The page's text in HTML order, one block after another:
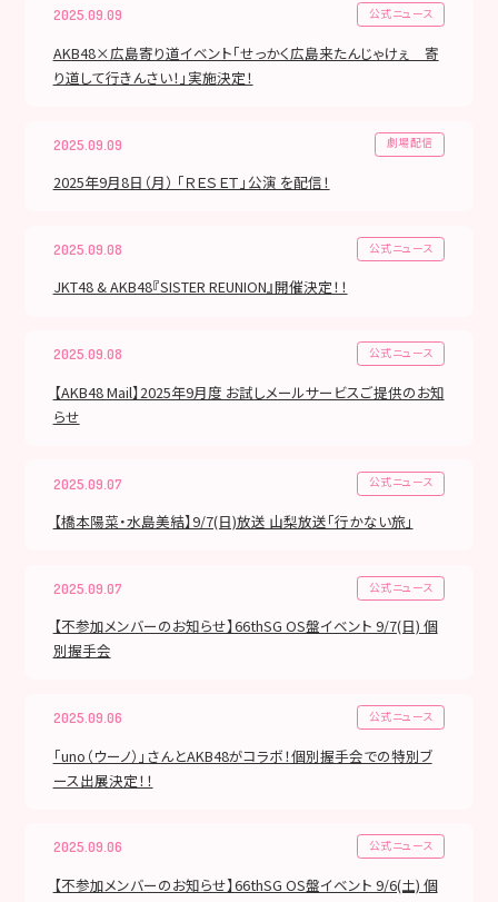
2025.09.09 公式ニュース
AKB48×広島寄り道イベント「せっかく広島来たんじゃけぇ 寄
り道して行きんさい！」実施決定！
2025.09.09 劇場配信
2025年9月8日（月） 「ＲＥＳＥＴ」公演 を配信！
2025.09.08 公式ニュース
JKT48 & AKB48『SISTER REUNION』開催決定！！
2025.09.08 公式ニュース
【AKB48 Mail】2025年9月度 お試しメールサービスご提供のお知
らせ
2025.09.07 公式ニュース
【橋本陽菜・水島美結】9/7(日)放送 山梨放送「行かない旅」
2025.09.07 公式ニュース
【不参加メンバーのお知らせ】66thSG OS盤イベント 9/7(日) 個
別握手会
2025.09.06 公式ニュース
「uno（ウーノ）」さんとAKB48がコラボ！個別握手会での特別ブ
ース出展決定！！
2025.09.06 公式ニュース
【不参加メンバーのお知らせ】66thSG OS盤イベント 9/6(土) 個